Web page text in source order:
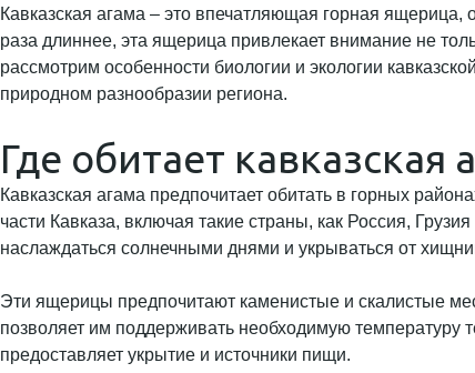
Кавказская агама – это впечатляющая горная
раза длиннее, эта ящерица привлекает внимание не
рассмотрим особенности биологии и экологии
природном разнообразии региона.
Где обитает кавказская
Кавказская агама предпочитает обитать в горных
части Кавказа, включая такие страны, как Россия,
наслаждаться солнечными днями и укрываться от
Эти ящерицы предпочитают каменистые и скалистые
позволяет им поддерживать необходимую температуру
предоставляет укрытие и источники пищи.